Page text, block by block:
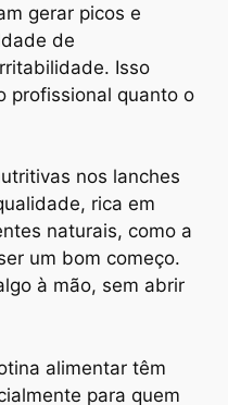
gerar picos e
de
Isso
profissional quanto o
nos lanches
rica em
naturais, como a
um bom começo.
à mão, sem abrir
alimentar têm
para quem